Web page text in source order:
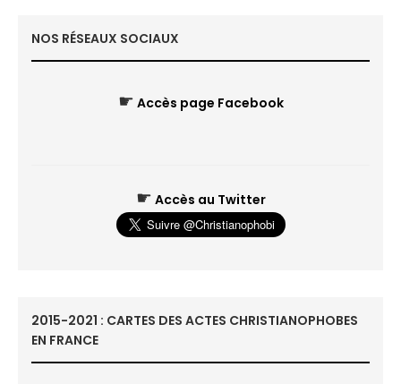
NOS RÉSEAUX SOCIAUX
☛ Accès page Facebook
☛ Accès au Twitter
2015-2021 : CARTES DES ACTES CHRISTIANOPHOBES
EN FRANCE